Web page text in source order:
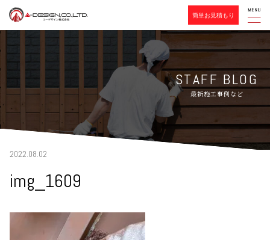
STAFF BLOG
最新施工事例など
2022.08.02
img_1609
簡単お見積もり